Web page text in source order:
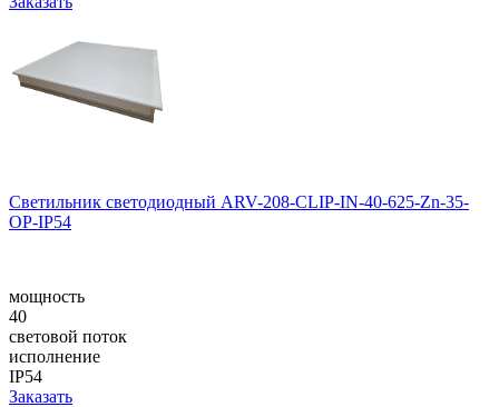
Светильник светодиодный ARV-208-CLIP-IN-40-625-Zn-35-
OP-IP54
мощность
40
световой поток
исполнение
IP54
Заказать